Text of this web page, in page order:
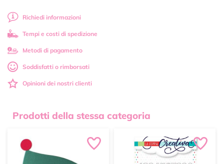
Richiedi informazioni
Tempi e costi di spedizione
Metodi di pagamento
Soddisfatti o rimborsati
Opinioni dei nostri clienti
Prodotti della stessa categoria